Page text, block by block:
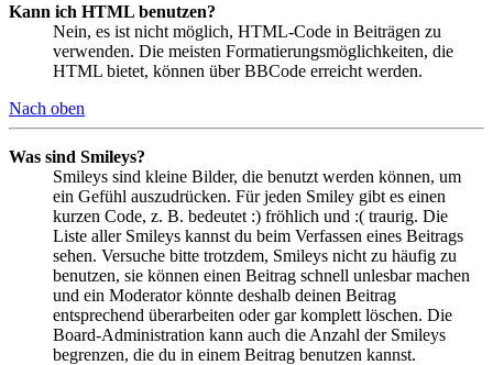
Kann ich HTML benutzen?
Nein, es ist nicht möglich, HTML-Code in Beiträgen zu
verwenden. Die meisten Formatierungsmöglichkeiten, die
HTML bietet, können über BBCode erreicht werden.
Nach oben
Was sind Smileys?
Smileys sind kleine Bilder, die benutzt werden können, um
ein Gefühl auszudrücken. Für jeden Smiley gibt es einen
kurzen Code, z. B. bedeutet :) fröhlich und :( traurig. Die
Liste aller Smileys kannst du beim Verfassen eines Beitrags
sehen. Versuche bitte trotzdem, Smileys nicht zu häufig zu
benutzen, sie können einen Beitrag schnell unlesbar machen
und ein Moderator könnte deshalb deinen Beitrag
entsprechend überarbeiten oder gar komplett löschen. Die
Board-Administration kann auch die Anzahl der Smileys
begrenzen, die du in einem Beitrag benutzen kannst.